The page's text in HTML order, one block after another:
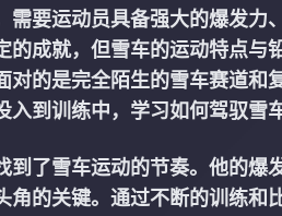
要运动员具备强大的爆发力
的成就，但雪车的运动特点与
对的是完全陌生的雪车赛道和
到训练中，学习如何驾驭雪
到了雪车运动的节奏。他的爆
角的关键。通过不断的训练和